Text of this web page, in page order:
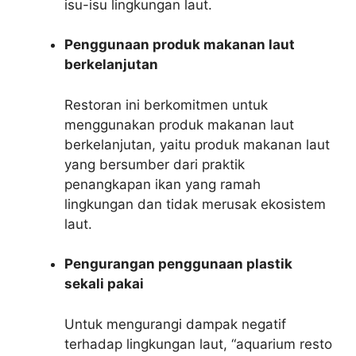
isu-isu lingkungan laut.
Penggunaan produk makanan laut
berkelanjutan
Restoran ini berkomitmen untuk
menggunakan produk makanan laut
berkelanjutan, yaitu produk makanan laut
yang bersumber dari praktik
penangkapan ikan yang ramah
lingkungan dan tidak merusak ekosistem
laut.
Pengurangan penggunaan plastik
sekali pakai
Untuk mengurangi dampak negatif
terhadap lingkungan laut, “aquarium resto